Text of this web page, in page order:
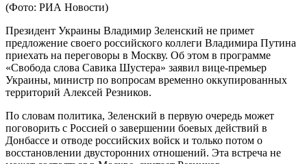
(Фото: РИА Новости)
Президент Украины Владимир Зеленский не примет
предложение своего российского коллеги Владимира Путина
приехать на переговоры в Москву. Об этом в программе
«Свобода слова Савика Шустера» заявил вице-премьер
Украины, министр по вопросам временно оккупированных
территорий Алексей Резников.
По словам политика, Зеленский в первую очередь может
поговорить с Россией о завершении боевых действий в
Донбассе и отводе российских войск и только потом о
восстановлении двусторонних отношений. Эта встреча не